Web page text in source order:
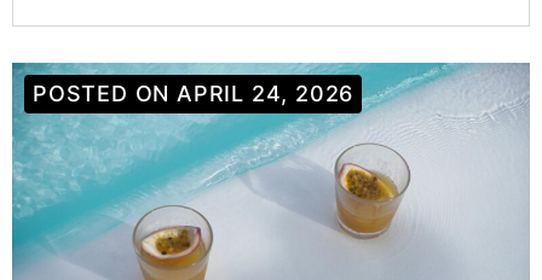
POSTED ONAPRIL 24, 2026